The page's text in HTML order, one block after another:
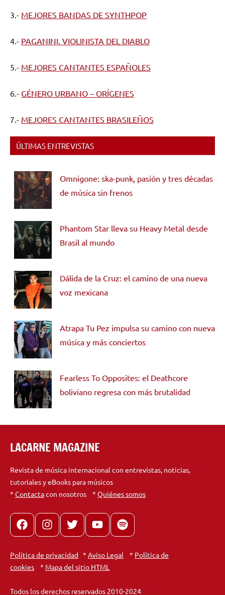
3.- MEJORES BANDAS DE SYNTHPOP
4.- PAGANINI, VIOLINISTA DEL DIABLO
5.- MEJORES CANTANTES ESPAÑOLES
6.- GÉNERO URBANO – ORÍGENES
7.- MEJORES CANTANTES BRASILEÑOS
ÚLTIMAS ENTREVISTAS
Omnigone: ska-punk, pasión y tres décadas
de música sin frenos
Phantom Star lleva su Heavy Metal desde
Brasil al mundo
Dálida de la Cruz: el camino de una nueva
voz mexicana
Atrapa Tu Pez impulsa su camino con nueva
música y más conciertos
Fearless To Opposites: el Deathcore
boliviano regresa con más brutalidad
LACARNE MAGAZINE
Revista de música internacional con entrevistas, noticias,
tutoriales y eBooks para músicos
* Contactacon nosotros * Quiénes somos
FacebookInstagram
X youtubespotify
Política de privacidad * Aviso Legal * Política de
cookies * Mapa del sitio HTML
Todos los derechos reservados 2010-2024